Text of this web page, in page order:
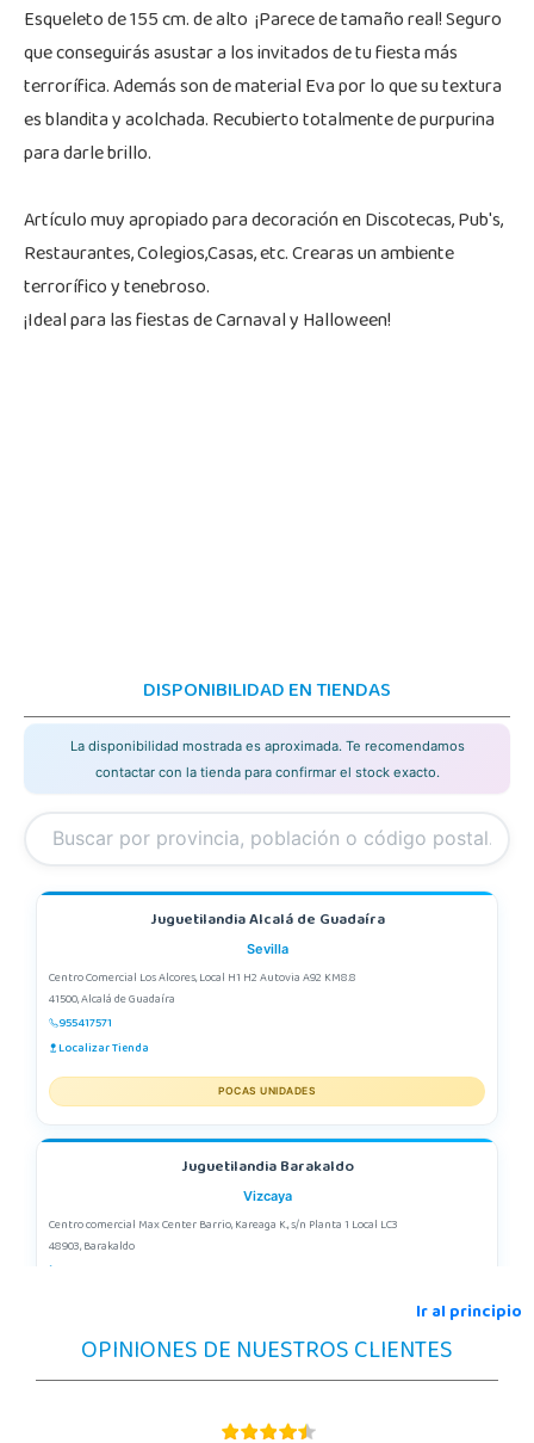
Esqueleto de 155 cm. de alto ¡Parece de tamaño real! Seguro
que conseguirás asustar a los invitados de tu fiesta más
terrorífica. Además son de material Eva por lo que su textura
es blandita y acolchada. Recubierto totalmente de purpurina
para darle brillo.
Artículo muy apropiado para decoración en Discotecas, Pub's,
Restaurantes, Colegios,Casas, etc. Crearas un ambiente
terrorífico y tenebroso.
¡Ideal para las fiestas de Carnaval y Halloween!
DISPONIBILIDAD EN TIENDAS
La disponibilidad mostrada es aproximada. Te recomendamos
contactar con la tienda para confirmar el stock exacto.
Juguetilandia Alcalá de Guadaíra
Sevilla
Centro Comercial Los Alcores, Local H1 H2 Autovia A92 KM8.8
41500, Alcalá de Guadaíra
955417571
Localizar Tienda
POCAS UNIDADES
Juguetilandia Barakaldo
Vizcaya
Centro comercial Max Center Barrio, Kareaga K., s/n Planta 1 Local LC3
48903, Barakaldo
Juguetilandia Córdoba
Ir al principio
OPINIONES DE NUESTROS CLIENTES